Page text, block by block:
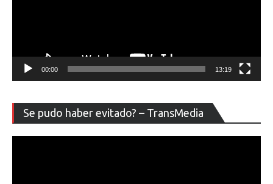
00:00 13:19
Se pudo haber evitado? – TransMedia
de